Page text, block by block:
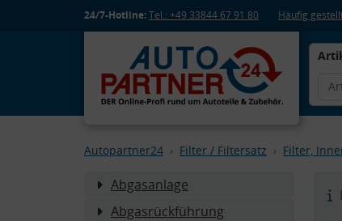
24/7-Hotline:Tel.: +49 33844 67 91 80 Häufig
Autopartner24 Filter / Filtersatz Filter,
Abgasanlage
Abgasrückführung